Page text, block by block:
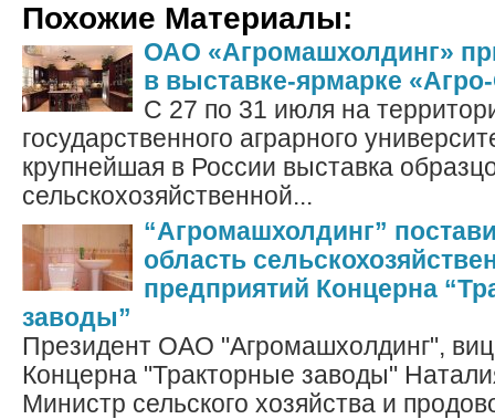
Похожие Материалы:
ОАО «Агромашхолдинг»
в выставке-ярмарке
С 27 по 31 июля на
государственного аграрного
крупнейшая в России выставка
сельскохозяйственной...
“Агромашхолдинг”
область
предприятий Концерна
заводы”
Президент ОАО "Агромашхолдинг",
Концерна "Тракторные заводы"
Министр сельского хозяйства и